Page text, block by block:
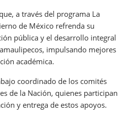
a través del programa La
de México refrenda su
pública y el desarrollo integral
impulsando mejores
académica.
coordinado de los comités
de la Nación, quienes participan
y entrega de estos apoyos.